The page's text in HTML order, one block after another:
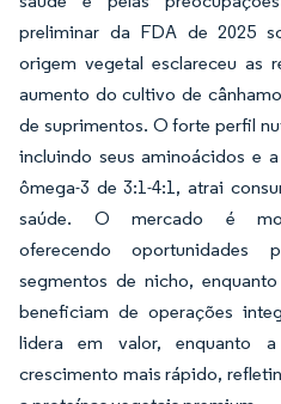
preliminar da FDA de 2025
origem vegetal esclareceu as
aumento do cultivo de
de suprimentos. O forte perfil
incluindo seus aminoácidos e
ômega-3 de 3:1-4:1, atrai
saúde. O mercado é
oferecendo oportunidades
segmentos de nicho,
beneficiam de operações
lidera em valor, enquanto
crescimento mais rápido,